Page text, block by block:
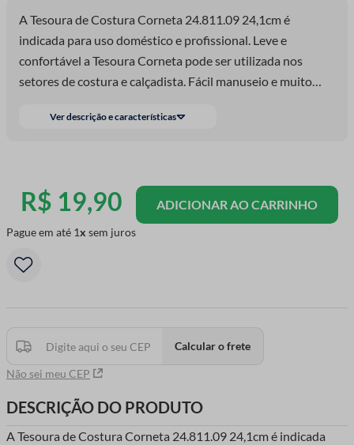
A Tesoura de Costura Corneta 24.811.09 24,1cm é
indicada para uso doméstico e profissional. Leve e
confortável a Tesoura Corneta pode ser utilizada nos
setores de costura e calçadista. Fácil manuseio e muito
retificadas e temperadas em toda sua extensão com ajuste
Ver descrição e características
R$ 19,90
Pague em até 1 sem juros
ADICIONAR AO CARRINHO
Não sei meu CEP
Calcular o frete
DESCRIÇÃO DO PRODUTO
A Tesoura de Costura Corneta 24.811.09 24,1cm é indicada